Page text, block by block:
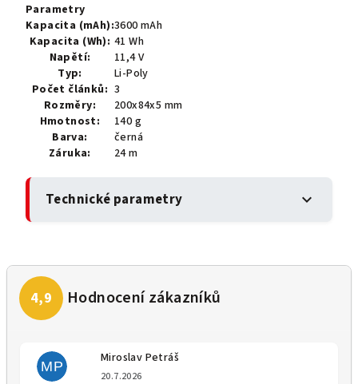
Parametry
Kapacita (mAh):3600 mAh
Kapacita (Wh): 41 Wh
Napětí:
11,4 V
Typ:
Li-Poly
Počet článků: 3
Rozměry:
200x84x5 mm
Hmotnost:
140 g
Barva:
černá
Záruka:
24 m
Technické parametry expand_more
MP
Miroslav Petráš
20.7.2026